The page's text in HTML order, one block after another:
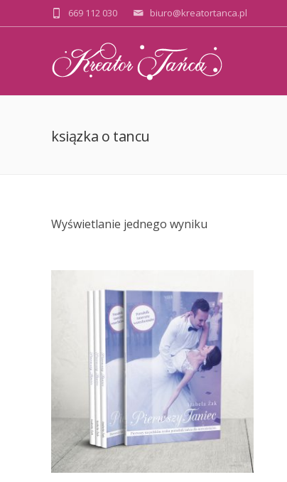
biuro@kreatortanca.pl
669 112 030
ksiązka o tancu
Wyświetlanie jednego wyniku